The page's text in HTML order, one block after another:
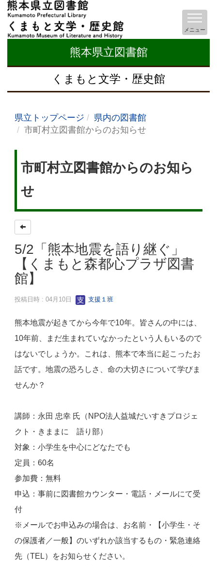
熊本県立図書館
くまもと文学・歴史館
メニュー
県立トップページ
県内の図書館
市町村立図書館からのお知らせ
市町村立図書館からのお知ら
せ
5/2「熊本地震を語り継ぐ」
【くまもと森都心プラザ図書
館】
投稿日時 : 04月10日 支援１班
熊本地震が起きてから今年で10年。皆さんの中には、
10年前、まだ生まれていなかったという人もいるので
はないでしょうか。これは、熊本で本当に起こったお
話です。地震の恐ろしさ、命の大切さについて学びま
せんか？
講師：永田 忠幸 氏（NPO法人益城だいすきプロジェ
クト・きままに 語り部）
対象：小学生を中心にどなたでも
定員：60名
参加費：無料
申込：事前に図書館カウンター・電話・メールにて受
付
※メールでお申込みの場合は、お名前・【小学生・そ
の保護者／一般】のいずれか該当するもの・緊急連絡
先（TEL）をお知らせください。